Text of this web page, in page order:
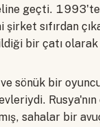
geçti. 1993'te
şirket sıfırdan
bir çatı
sönük bir
Rusya'nın
sahalar bir